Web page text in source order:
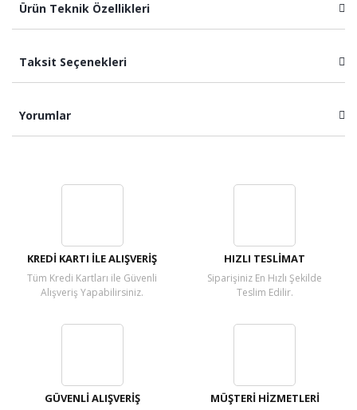
Ürün Teknik Özellikleri
Taksit Seçenekleri
Yorumlar
KREDİ KARTI İLE ALIŞVERİŞ
Tüm Kredi Kartları ile Güvenli
Alışveriş Yapabilirsiniz.
HIZLI TESLİMAT
Siparişiniz En Hızlı Şekilde
Teslim Edilir.
GÜVENLİ ALIŞVERİŞ MÜŞTERİ HİZMETLERİ